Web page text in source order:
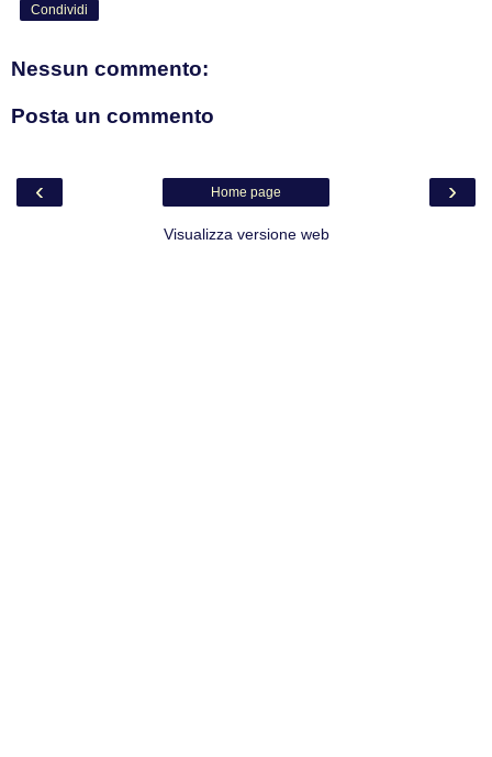
Condividi
Nessun commento:
Posta un commento
‹ ›
Home page
Visualizza versione web